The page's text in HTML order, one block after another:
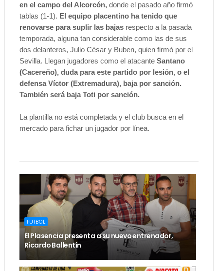
en el campo del Alcorcón,donde el pasado año firmó
tablas (1-1). El equipo placentino ha tenido que
renovarse para suplir las bajasrespecto a la pasada
temporada, alguna tan considerable como las de sus
dos delanteros, Julio César y Buben, quien firmó por el
Sevilla. Llegan jugadores como el atacante Santano
(Cacereño), duda para este partido por lesión, o el
defensa Víctor (Extremadura), baja por sanción.
También será baja Toti por sanción.
La plantilla no está completada y el club busca en el
mercado para fichar un jugador por línea.
FUTBOL
El Plasencia presenta a su nuevo entrenador,
Ricardo Ballentín